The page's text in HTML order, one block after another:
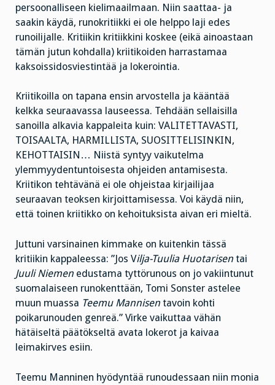
persoonalliseen kielimaailmaan. Niin saattaa- ja
saakin käydä, runokritiikki ei ole helppo laji edes
runoilijalle. Kritiikin kritiikkini koskee (eikä ainoastaan
tämän jutun kohdalla) kriitikoiden harrastamaa
kaksoissidosviestintää ja lokerointia.
Kriitikoilla on tapana ensin arvostella ja kääntää
kelkka seuraavassa lauseessa. Tehdään sellaisilla
sanoilla alkavia kappaleita kuin: VALITETTAVASTI,
TOISAALTA, HARMILLISTA, SUOSITTELISINKIN,
KEHOTTAISIN… Niistä syntyy vaikutelma
ylemmyydentuntoisesta ohjeiden antamisesta.
Kriitikon tehtävänä ei ole ohjeistaa kirjailijaa
seuraavan teoksen kirjoittamisessa. Voi käydä niin,
että toinen kriitikko on kehoituksista aivan eri mieltä.
Juttuni varsinainen kimmake on kuitenkin tässä
kritiikin kappaleessa: ”Jos Vilja-Tuulia Huotarisen tai
Juuli Niemen edustama tyttörunous on jo vakiintunut
suomalaiseen runokenttään, Tomi Sonster astelee
muun muassa Teemu Mannisen tavoin kohti
poikarunouden genreä.” Virke vaikuttaa vähän
hätäiseltä päätökseltä avata lokerot ja kaivaa
leimakirves esiin.
Teemu Manninen hyödyntää runoudessaan niin monia